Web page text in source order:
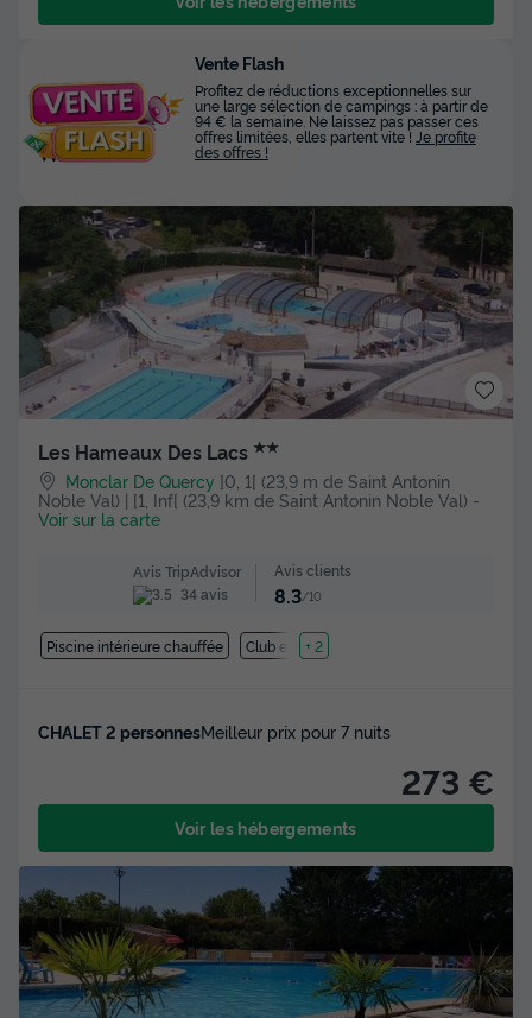
Les Hameaux Des Lacs ★★
Monclar De Quercy ]0, 1[ (23,9 m de Saint Antonin
Noble Val) | [1, Inf[ (23,9 km de Saint Antonin Noble Val) -
Voir sur la carte
Avis TripAdvisor
34 avis
Avis clients
8.3/10
Piscine intérieure chauffée Club enfant
+ 2
CHALET 2 personnesMeilleur prix pour 7 nuits
273 €
Voir les hébergements
Vente Flash
Profitez de réductions exceptionnelles sur
une large sélection de campings : à partir de
94 € la semaine. Ne laissez pas passer ces
offres limitées, elles partent vite ! Je profite
des offres !